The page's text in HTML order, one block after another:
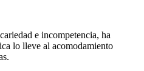
e incompetencia, ha
lo lleve al acomodamiento